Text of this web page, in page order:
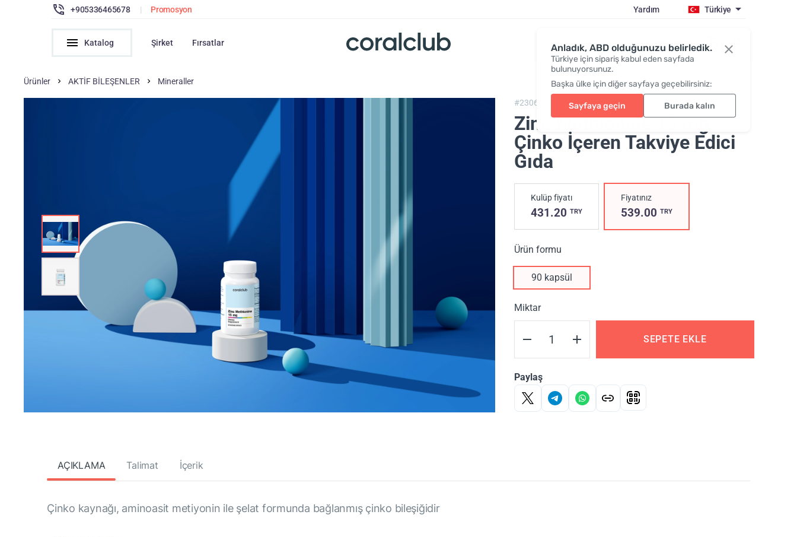
Anladık, ABD olduğunuzu belirledik.
Türkiye için sipariş kabul eden sayfada
bulunuyorsunuz.
Başka ülke için diğer sayfaya geçebilirsiniz:
Sayfaya geçin Burada kalın
+905336465678 | Promosyon Yardım Türkiye
Katalog Şirket Fırsatlar Giriş / Katıl
Ürünler AKTİF BİLEŞENLER Mineraller
#2306, Zinc Methionine 15 mg
Zinc Methionine 15 mg
Çinko İçeren Takviye Edici
Gıda
Kulüp fiyatı
431.20 TRY
Fiyatınız
539.00 TRY
Ürün formu
90 kapsül
Miktar
SEPETE EKLE
Paylaş
AÇIKLAMA Talimat İçerik
Çinko kaynağı, aminoasit metiyonin ile şelat formunda bağlanmış çinko bileşiğidir